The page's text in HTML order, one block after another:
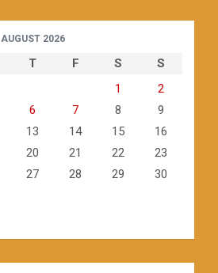
AUGUST 2026
T F S
S
1
2
6 7 8
9
13 14 15
16
20 21 22
23
27 28 29
30